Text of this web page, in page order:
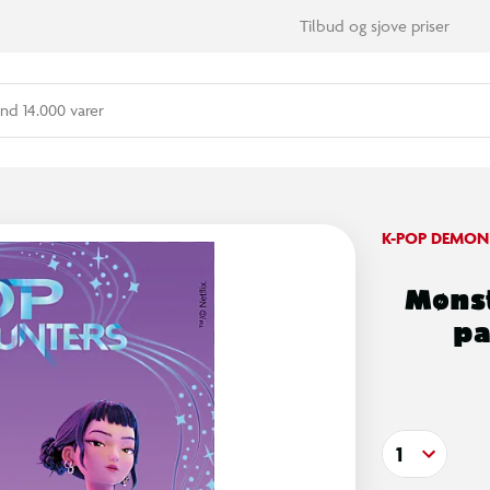
Tilbud og sjove priser
14.000 varer
K-POP
1